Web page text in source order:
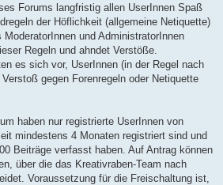
Forums langfristig allen UserInnen Spaß
der Höflichkeit (allgemeine Netiquette)
und AdministratorInnen
Regeln und ahndet Verstöße.
es sich vor, UserInnen (in der Regel nach
gegen Forenregeln oder Netiquette
haben nur registrierte UserInnen von
mindestens 4 Monaten registriert sind und
Beiträge verfasst haben. Auf Antrag können
über die das Kreativraben-Team nach
Voraussetzung für die Freischaltung ist,